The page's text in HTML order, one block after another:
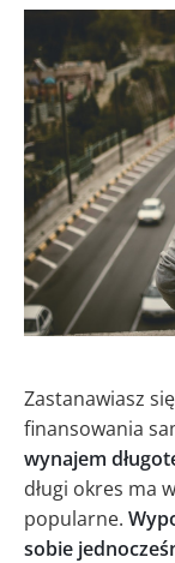
Zastanawiasz
finansowania
wynajem
długi okres ma
popularne.
sobie